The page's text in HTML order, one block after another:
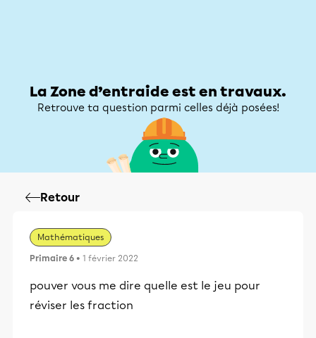
La Zone d’entraide est en travaux.
Retrouve ta question parmi celles déjà posées!
Retour
Mathématiques
Primaire 6 • 1 février 2022
pouver vous me dire quelle est le jeu pour
réviser les fraction